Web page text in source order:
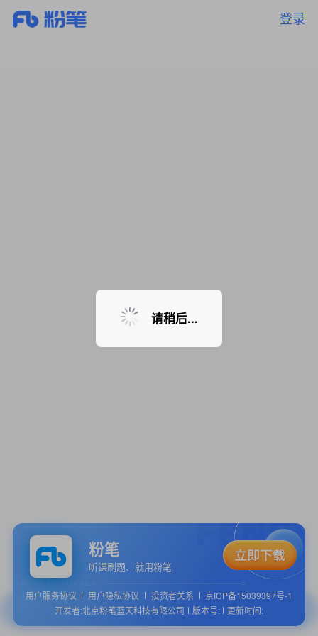
登录
暂无课程，敬请期待
粉笔
听课刷题、就用粉笔
用户服务协议 用户隐私协议 投资者关系
京ICP备15039397号-1
开发者:北京粉笔蓝天科技有限公司
版本号: 更新时间:
请稍后...